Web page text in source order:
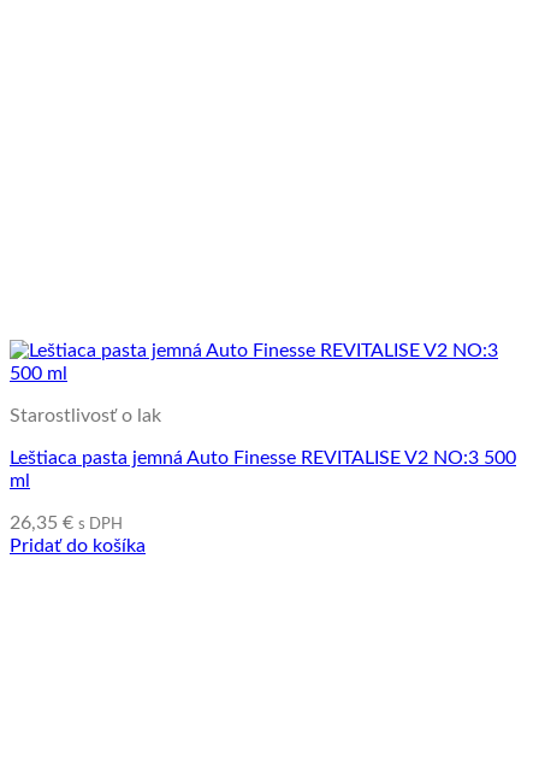
Starostlivosť o lak
Leštiaca pasta jemná Auto Finesse REVITALISE V2 NO:3 500
ml
26,35 € s DPH
Pridať do košíka